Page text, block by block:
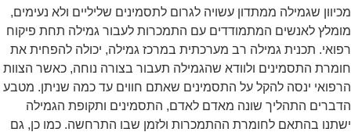
מכיוון שגמילה ממתדון עשויה לגרום לתסמינים שליליים ולא נעימים,
מומלץ לאנשים המתמודדים עם התמכרות לעבור גמילה תחת פיקוח
רפואי. תכנית גמילה רב מערכתית במרכז גמילה, יכולה להפחית את
חומרת התסמינים ולוודא שהגמילה תעבור בצורה נוחה, כאשר הצוות
הרפואי ינסה להקל על התסמינים שאתם חווים עד כמה שניתן. מטבע
הדברים התהליך שונה מאדם לאדם, התסמינים ותקופת הגמילה
ישתנו בהתאם לחומרת ההתמכרות ולזמן שבו התרחשה. כמו כן, גם